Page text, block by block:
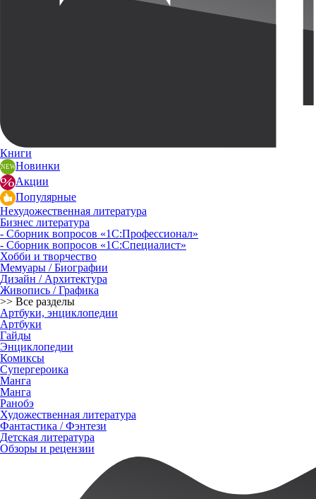
Книги
Новинки
Акции
Популярные
Нехудожественная литература
Бизнес литература
- Сборник вопросов «1С:Профессионал»
- Сборник вопросов «1С:Специалист»
Хобби и творчество
Мемуары / Биографии
Дизайн / Архитектура
Живопись / Графика
>> Все разделы
Артбуки, энциклопедии
Артбуки
Гайды
Энциклопедии
Комиксы
Супергероика
Манга
Манга
Ранобэ
Художественная литература
Фантастика / Фэнтези
Детская литература
Обзоры и рецензии